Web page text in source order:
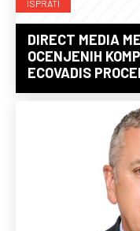
ISPRATI
DIRECT MEDIA
OCENJENIH
ECOVADIS